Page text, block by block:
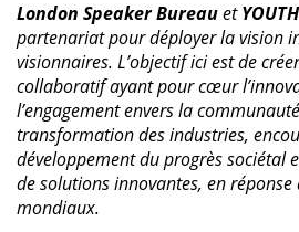
London Speaker Bureauet
partenariat pour déployer la vision
visionnaires. L’objectif ici est de
collaboratif ayant pour cœur
l’engagement envers la
transformation des industries,
développement du progrès sociétal
de solutions innovantes, en
mondiaux.